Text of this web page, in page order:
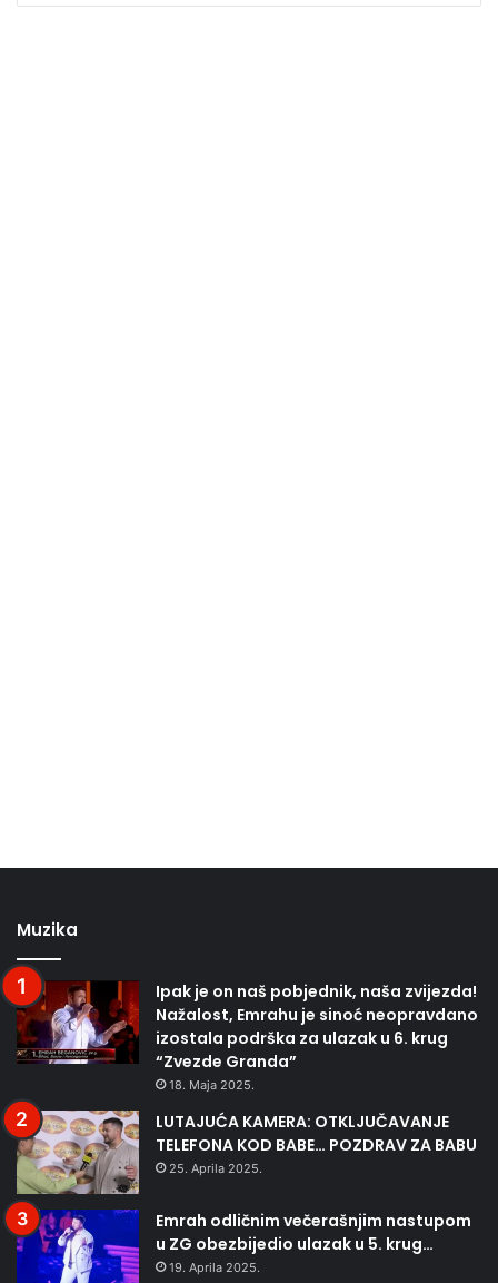
Muzika
Ipak je on naš pobjednik, naša zvijezda!
Nažalost, Emrahu je sinoć neopravdano
izostala podrška za ulazak u 6. krug
“Zvezde Granda”
18. Maja 2025.
LUTAJUĆA KAMERA: OTKLJUČAVANJE
TELEFONA KOD BABE… POZDRAV ZA BABU
25. Aprila 2025.
Emrah odličnim večerašnjim nastupom
u ZG obezbijedio ulazak u 5. krug…
19. Aprila 2025.